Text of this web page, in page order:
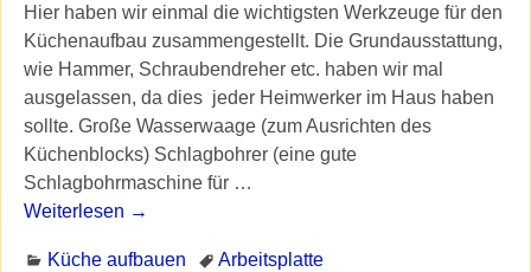
Hier haben wir einmal die wichtigsten Werkzeuge für den
Küchenaufbau zusammengestellt. Die Grundausstattung,
wie Hammer, Schraubendreher etc. haben wir mal
ausgelassen, da dies jeder Heimwerker im Haus haben
sollte. Große Wasserwaage (zum Ausrichten des
Küchenblocks) Schlagbohrer (eine gute
Schlagbohrmaschine für …
Weiterlesen →
Küche aufbauen
Arbeitsplatte